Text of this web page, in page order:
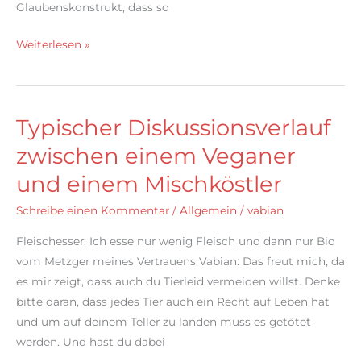
Glaubenskonstrukt, dass so
Was
Karnismus?
Weiterlesen »
Typischer Diskussionsverlauf
zwischen einem Veganer
und einem Mischköstler
Schreibe einen Kommentar / Allgemein / vabian
Fleischesser: Ich esse nur wenig Fleisch und dann nur Bio
vom Metzger meines Vertrauens Vabian: Das freut mich, da
es mir zeigt, dass auch du Tierleid vermeiden willst. Denke
bitte daran, dass jedes Tier auch ein Recht auf Leben hat
und um auf deinem Teller zu landen muss es getötet
werden. Und hast du dabei